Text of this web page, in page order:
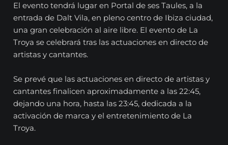
El evento tendrá lugar en Portal de ses Taules, a la
entrada de Dalt Vila, en pleno centro de Ibiza ciudad,
una gran celebración al aire libre. El evento de La
Troya se celebrará tras las actuaciones en directo de
artistas y cantantes.
Se prevé que las actuaciones en directo de artistas y
cantantes finalicen aproximadamente a las 22:45,
dejando una hora, hasta las 23:45, dedicada a la
activación de marca y el entretenimiento de La
Troya.